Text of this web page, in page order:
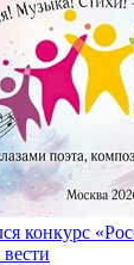
конкурс